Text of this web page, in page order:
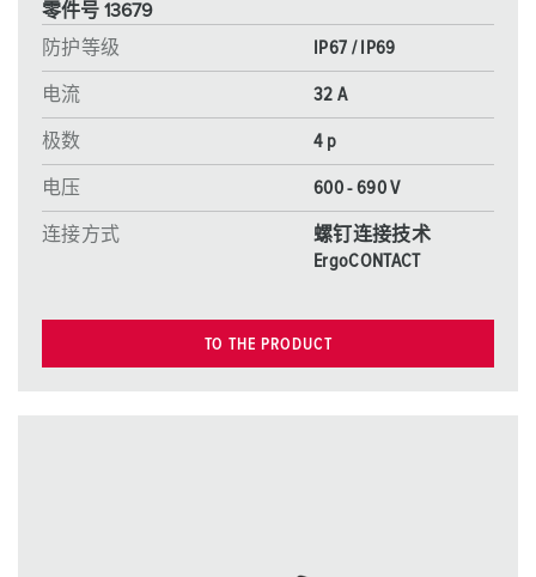
零件号 13679
防护等级
IP67 / IP69
电流 32 A
极数 4 p
电压 600 - 690 V
连接方式
螺钉连接技术
ErgoCONTACT
TO THE PRODUCT